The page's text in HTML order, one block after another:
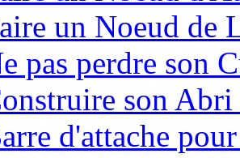
un Noeud de
pas perdre son
son
d'attache